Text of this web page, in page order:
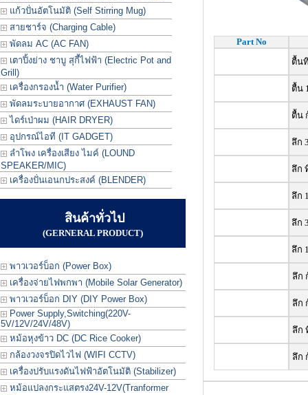
แก้วปั่นอัตโนมัติ (Self Stirring Mug)
สายชาร์จ (Charging Cable)
พัดลม AC (AC FAN)
เตาปิ้งย่าง ชาบู สุกี้ไฟฟ้า (Electric Pot and
Grill)
เครื่องกรองน้ำ (Water Purifier)
พัดลมระบายอากาศ (EXHAUST FAN)
ไดร์เป่าผม (HAIR DRYER)
อุปกรณ์ไอที (IT GADGET)
ลำโพง เครื่องเสียง ไมค์ (LOUND
SPEAKER/MIC)
เครื่องปั่นเอนกประสงค์ (BLENDER)
สินค้าทั่วไป
(GERNERAL PRODUCT)
พาวเวอร์บ็อก (Power Box)
เครื่องจ่ายไฟพกพา (Mobile Solar Generator)
พาวเวอร์บ็อก DIY (DIY Power Box)
Power Supply,Switching(220V-
5V/12V/24V/48V)
หม้อหุงข้าว DC (DC Rice Cooker)
กล้องวงจรปิดไวไฟ (WIFI CCTV)
เครื่องปรับแรงดันไฟฟ้าอัตโนมัติ (Stabilizer)
หม้อแปลงกระแสตรง24V-12V(Tranformer
Part No
ตื้น
ตื้น
ตื้น
ลึก
ลึก
ลึก
ลึก
ลึก
ลึก
ลึก
ลึก
ลึก